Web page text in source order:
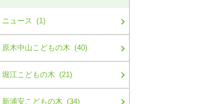
ニュース (1)
原木中山こどもの木 (40)
堀江こどもの木 (21)
新浦安こどもの木 (34)